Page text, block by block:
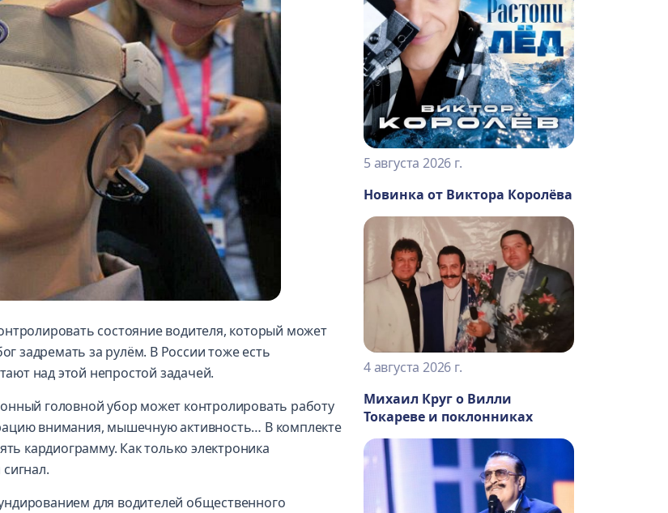
состояние водителя, который может
задремать за рулём. В России тоже есть
над этой непростой задачей.
головной убор может контролировать работу
внимания, мышечную активность… В комплекте
кардиограмму. Как только электроника
для водителей общественного
5 августа 2026 г.
Новинка от Виктора Королёва
4 августа 2026 г.
Михаил Круг о Вилли
Токареве и поклонниках